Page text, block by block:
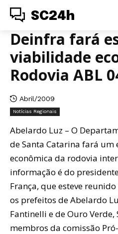
SC24h
Deinfra fará
viabilidade
Rodovia ABL
Abril/2009
Notícias Regionais
Abelardo Luz – O
de Santa Catarina fará
econômica da rodovia
informação é do
França, que esteve
os prefeitos de Abelardo
Fantinelli e de Ouro
membros da comissão